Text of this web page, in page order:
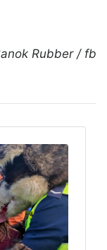
Rubber / fb